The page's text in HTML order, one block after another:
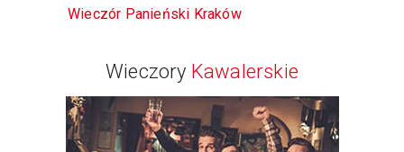
Wieczór Panieński Kraków
Wieczory Kawalerskie